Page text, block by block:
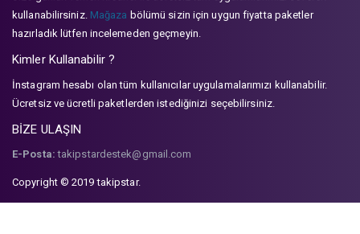
kullanabilirsiniz. Mağaza bölümü sizin için uygun fiyatta paketler
hazırladık lütfen incelemeden geçmeyin.
Kimler Kullanabilir ?
İnstagram hesabı olan tüm kullanıcılar uygulamalarımızı kullanabilir.
Ücretsiz ve ücretli paketlerden istediğinizi seçebilirsiniz.
BİZE ULAŞIN
E-Posta: takipstardestek@gmail.com
Copyright © 2019 takipstar.